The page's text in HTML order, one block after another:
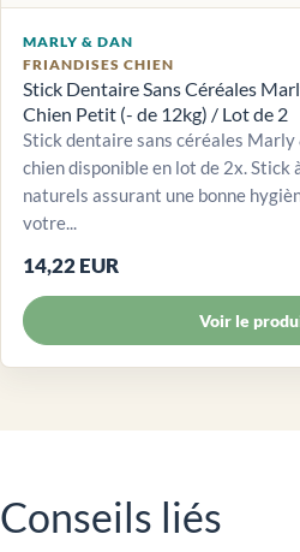
MARLY & DAN
FRIANDISES CHIEN
Stick Dentaire Sans Céréales
Chien Petit (- de 12kg) / Lot de 2
Stick dentaire sans céréales Marly
chien disponible en lot de 2x. Stick
naturels assurant une bonne
votre...
14,22 EUR
Voir le
Conseils liés